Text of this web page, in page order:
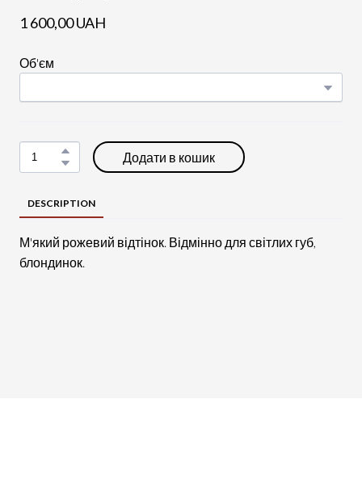
1 600,00 UAH
Об'єм
Додати в кошик
DESCRIPTION
М'який рожевий відтінок. Відмінно для світлих губ,
блондинок.